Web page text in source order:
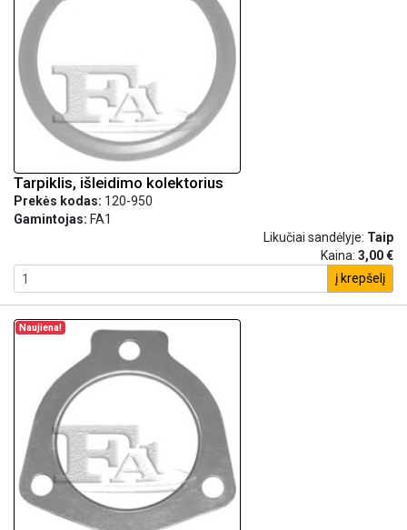
Tarpiklis, išleidimo kolektorius
Prekės kodas: 120-950
Gamintojas: FA1
Likučiai sandėlyje: Taip
Kaina: 3,00 €
į krepšelį
Naujiena!